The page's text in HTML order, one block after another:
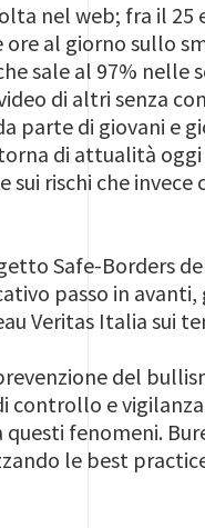
nel web; fra il 25
al giorno sullo
sale al 97% nelle
di altri senza
parte di giovani e
di attualità
rischi che
Safe-Borders
passo in
Veritas Italia sui
del
controllo e
fenomeni.
le best